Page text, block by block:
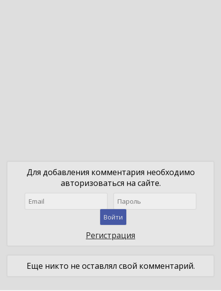
Для добавления комментария необходимо
авторизоваться на сайте.
Войти
Регистрация
Еще никто не оставлял свой комментарий.